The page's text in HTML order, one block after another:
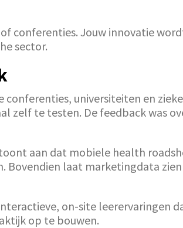
conferenties. Jouw innovatie
sector.
universiteiten en
zelf te testen. De feedback was
aan dat mobiele health
laat marketingdata
on-site leerervaringen
op te bouwen.